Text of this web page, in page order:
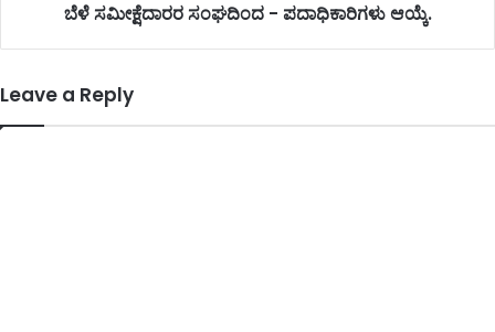
ಬೆಳೆ ಸಮೀಕ್ಷೆದಾರರ ಸಂಘದಿಂದ - ಪದಾಧಿಕಾರಿಗಳು ಆಯ್ಕೆ.
Leave a Reply